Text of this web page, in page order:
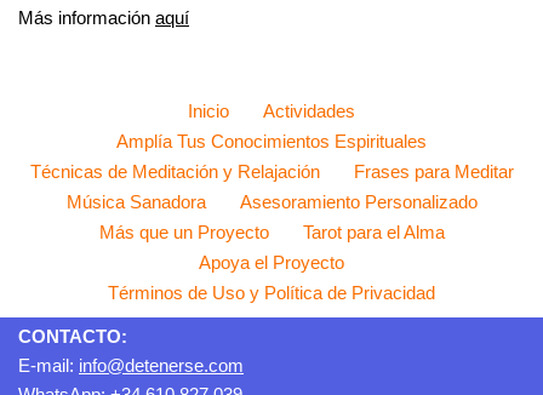
Más información aquí
Inicio
Actividades
Amplía Tus Conocimientos Espirituales
Técnicas de Meditación y Relajación
Frases para Meditar
Música Sanadora
Asesoramiento Personalizado
Más que un Proyecto
Tarot para el Alma
Apoya el Proyecto
Términos de Uso y Política de Privacidad
CONTACTO:
E-mail: info@detenerse.com